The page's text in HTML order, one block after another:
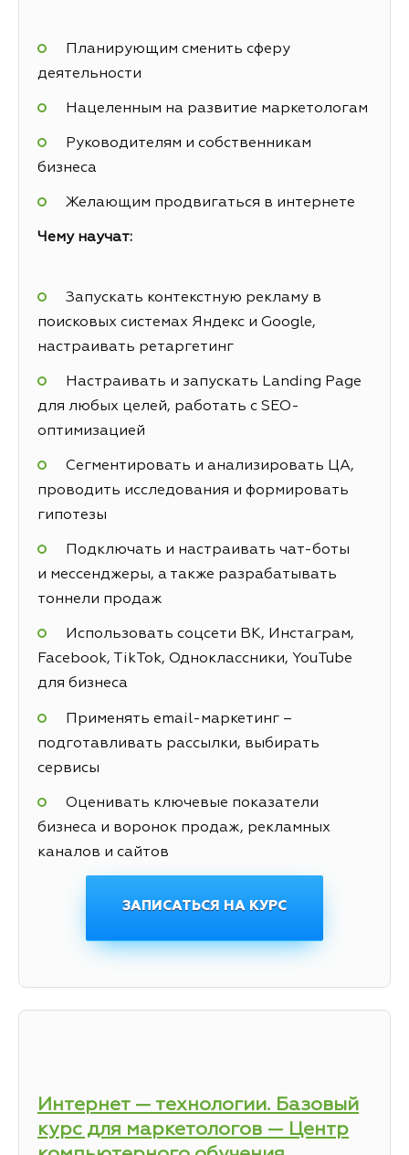
Планирующим сменить сферу
деятельности
Нацеленным на развитие маркетологам
Руководителям и собственникам
бизнеса
Желающим продвигаться в интернете
Чему научат:
Запускать контекстную рекламу в
поисковых системах Яндекс и Google,
настраивать ретаргетинг
Настраивать и запускать Landing Page
для любых целей, работать с SEO-
оптимизацией
Сегментировать и анализировать ЦА,
проводить исследования и формировать
гипотезы
Подключать и настраивать чат-боты
и мессенджеры, а также разрабатывать
тоннели продаж
Использовать соцсети ВК, Инстаграм,
Facebook, TikTok, Одноклассники, YouTube
для бизнеса
Применять email-маркетинг –
подготавливать рассылки, выбирать
сервисы
Оценивать ключевые показатели
бизнеса и воронок продаж, рекламных
каналов и сайтов
ЗАПИСАТЬСЯ НА КУРС
Интернет — технологии. Базовый
курс для маркетологов — Центр